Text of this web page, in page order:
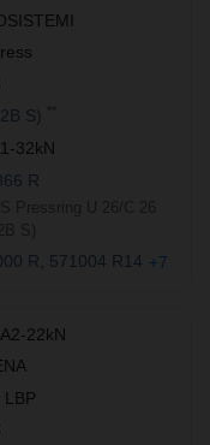
S)
32kN
R
R 571004 R14 +7
22kN
LBP